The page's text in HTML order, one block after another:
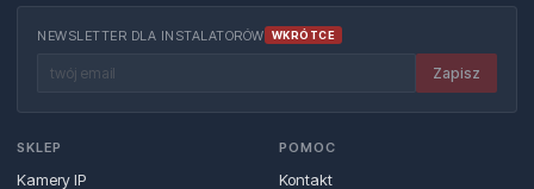
NEWSLETTER DLA INSTALATORÓW WKRÓTCE
Zapisz
SKLEP
Kamery IP
POMOC
Kontakt